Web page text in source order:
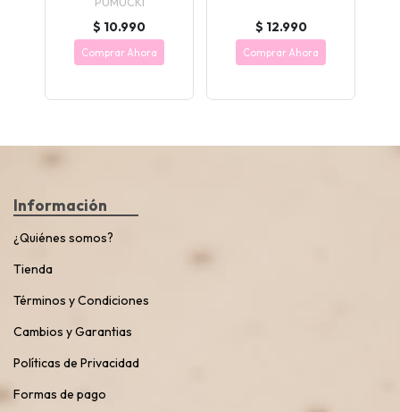
$ 10.990
Comprar Ahora
$ 12.990
Comprar Ahora
Información
¿Quiénes somos?
Tienda
Términos y Condiciones
Cambios y Garantias
Políticas de Privacidad
Formas de pago